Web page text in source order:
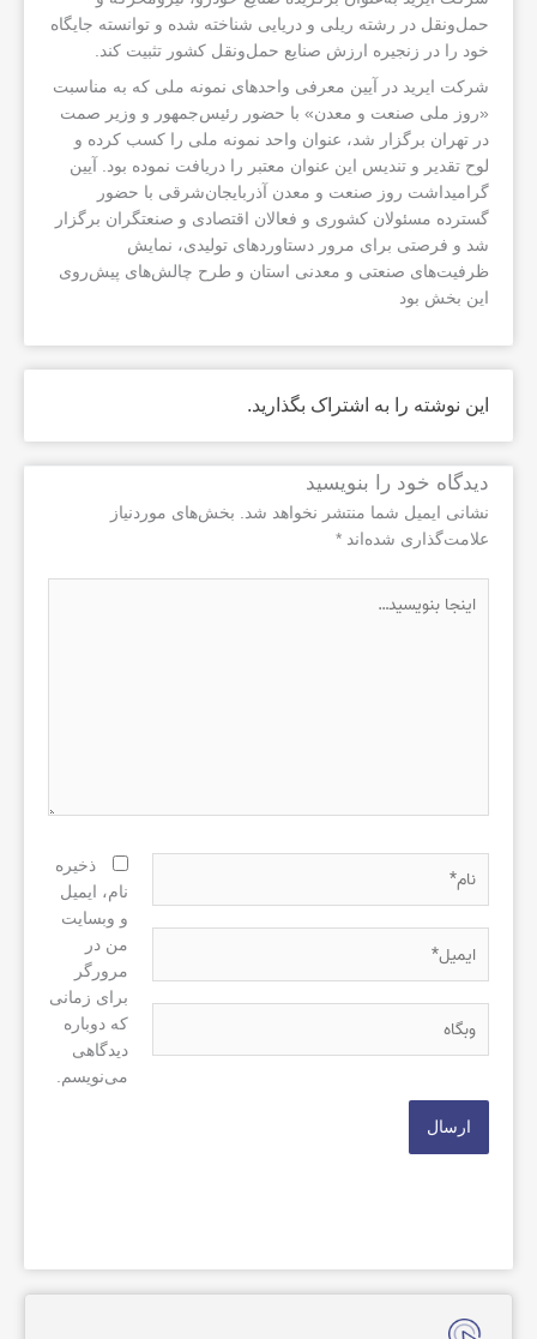
حمل‌ونقل در رشته ریلی و دریایی شناخته شده و توانسته جایگاه
خود را در زنجیره ارزش صنایع حمل‌ونقل کشور تثبیت کند.
شرکت ایرید در آیین معرفی واحدهای نمونه ملی که به مناسبت
«روز ملی صنعت و معدن» با حضور رئیس‌جمهور و وزیر صمت
در تهران برگزار شد، عنوان واحد نمونه ملی را کسب کرده و
لوح تقدیر و تندیس این عنوان معتبر را دریافت نموده بود. آیین
گرامیداشت روز صنعت و معدن آذربایجان‌شرقی با حضور
گسترده مسئولان کشوری و فعالان اقتصادی و صنعتگران برگزار
شد و فرصتی برای مرور دستاوردهای تولیدی، نمایش
ظرفیت‌های صنعتی و معدنی استان و طرح چالش‌های پیش‌روی
این بخش بود
این نوشته را به اشتراک بگذارید.
دیدگاه‌ خود را بنویسید
نشانی ایمیل شما منتشر نخواهد شد. بخش‌های موردنیاز
علامت‌گذاری شده‌اند *
بنویسید…
ذخیره
نام، ایمیل
و وبسایت
من در
مرورگر
برای زمانی
که دوباره
دیدگاهی
می‌نویسم.